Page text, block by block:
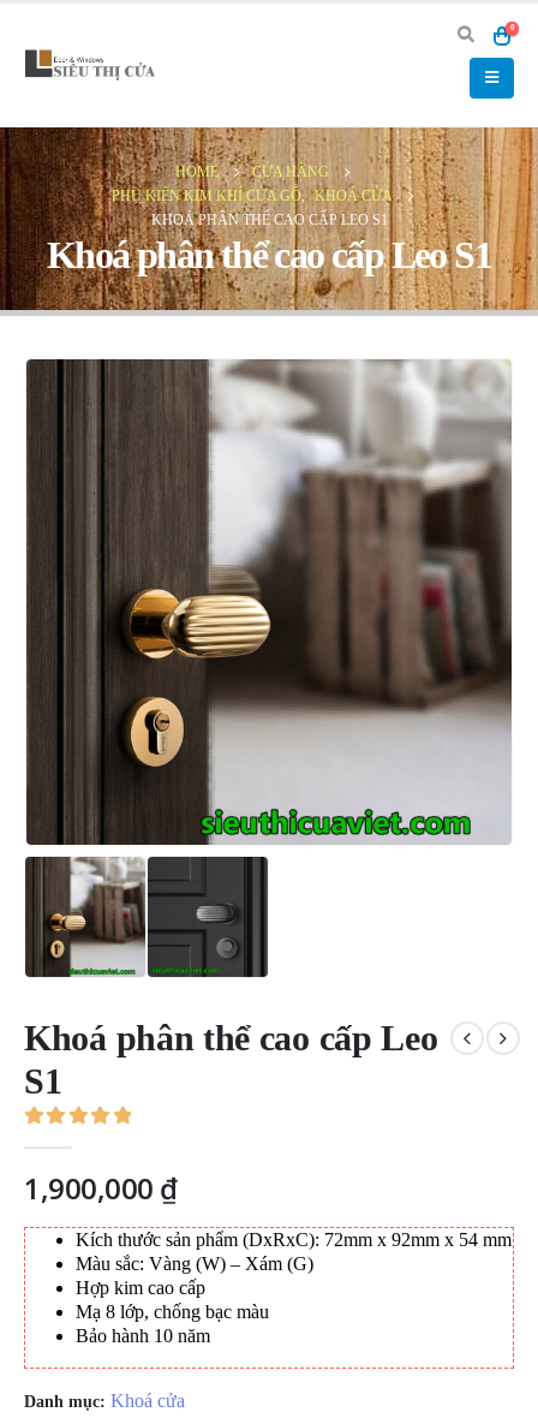
0
HOME
CỬA HÀNG
PHỤ KIỆN KIM KHÍ CỬA GỖ, KHOÁ CỬA
KHOÁ PHÂN THỂ CAO CẤP LEO S1
Khoá phân thể cao cấp Leo S1
Khoá phân thể cao cấp Leo
S1
1,900,000 ₫
Kích thước sản phẩm (DxRxC): 72mm x 92mm x 54 mm
Màu sắc: Vàng (W) – Xám (G)
Hợp kim cao cấp
Mạ 8 lớp, chống bạc màu
Bảo hành 10 năm
Danh mục: Khoá cửa